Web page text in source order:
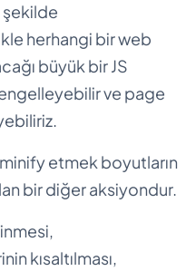
şekilde
herhangi bir web
büyük bir JS
ve page
minify etmek boyutların
bir diğer aksiyondur.
kısaltılması,